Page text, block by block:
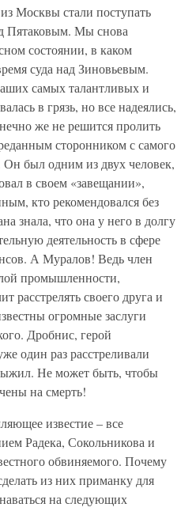
Москвы стали поступать
Пятаковым. Мы снова
состоянии, в каком
суда над Зиновьевым.
самых талантливых и
в грязь, но все надеялись,
же не решится пролить
сторонником с самого
Он был одним из двух человек,
в своем «завещании»,
кто рекомендовался без
знала, что она у него в долгу
деятельность в сфере
А Муралов! Ведь член
промышленности,
расстрелять своего друга и
огромные заслуги
Дробнис, герой
один раз расстреливали
Не может быть, чтобы
на смерть!
известие – все
Радека, Сокольникова и
обвиняемого. Почему
из них приманку для
на следующих